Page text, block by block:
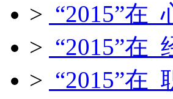
> “2015”在
> “2015”在
> “2015”在